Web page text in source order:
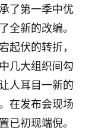
了第一季中优
全新的改编。
起伏的转折，
几大组织间勾
人耳目一新的
在发布会现场
已初现端倪。